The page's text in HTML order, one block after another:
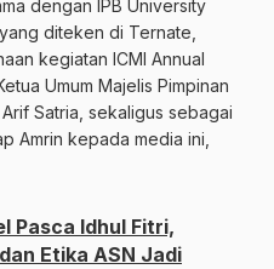
dengan IPB University
diteken di Ternate,
kegiatan ICMI Annual
Umum Majelis Pimpinan
Arif Satria, sekaligus sebagai
Amrin kepada media ini,
Pasca Idhul Fitri,
Etika ASN Jadi